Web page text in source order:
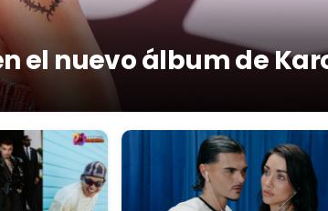
el nuevo álbum de